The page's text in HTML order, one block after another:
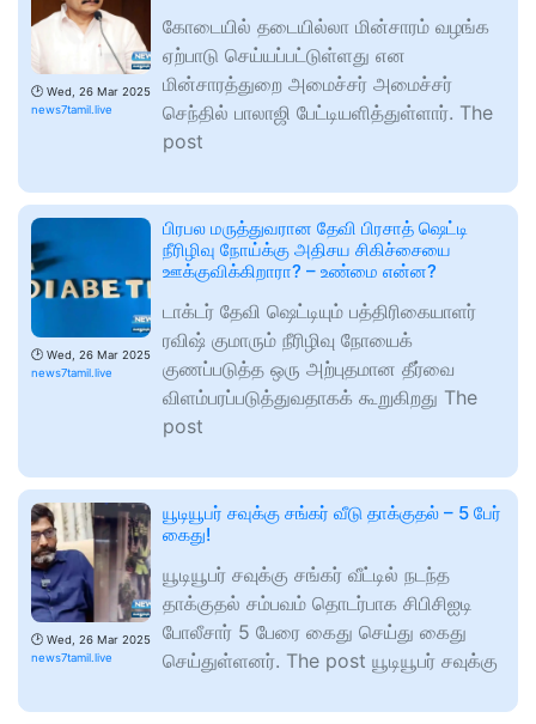
🕑 Wed, 26 Mar 2025
news7tamil.live
கோடையில் தடையில்லா மின்சாரம் வழங்க
ஏற்பாடு செய்யப்பட்டுள்ளது என
மின்சாரத்துறை அமைச்சர் அமைச்சர்
செந்தில் பாலாஜி பேட்டியளித்துள்ளார். The
post
🕑 Wed, 26 Mar 2025
news7tamil.live
பிரபல மருத்துவரான தேவி பிரசாத் ஷெட்டி
நீரிழிவு நோய்க்கு அதிசய சிகிச்சையை
ஊக்குவிக்கிறாரா? – உண்மை என்ன?
டாக்டர் தேவி ஷெட்டியும் பத்திரிகையாளர்
ரவிஷ் குமாரும் நீரிழிவு நோயைக்
குணப்படுத்த ஒரு அற்புதமான தீர்வை
விளம்பரப்படுத்துவதாகக் கூறுகிறது The
post
🕑 Wed, 26 Mar 2025
news7tamil.live
யூடியூபர் சவுக்கு சங்கர் வீடு தாக்குதல் – 5 பேர்
கைது!
யூடியூபர் சவுக்கு சங்கர் வீட்டில் நடந்த
தாக்குதல் சம்பவம் தொடர்பாக சிபிசிஐடி
போலீசார் 5 பேரை கைது செய்து கைது
செய்துள்ளனர். The post யூடியூபர் சவுக்கு